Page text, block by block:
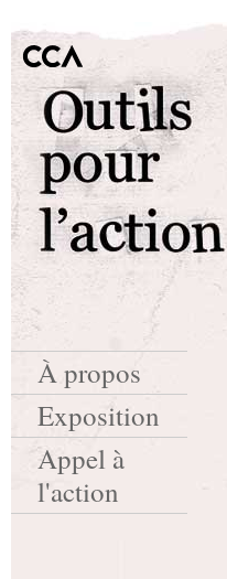
À propos
Exposition
Appel à
l'action